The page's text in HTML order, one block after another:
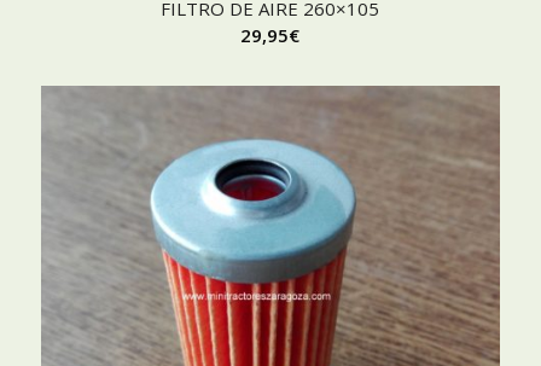
FILTRO DE AIRE 260×105
29,95€